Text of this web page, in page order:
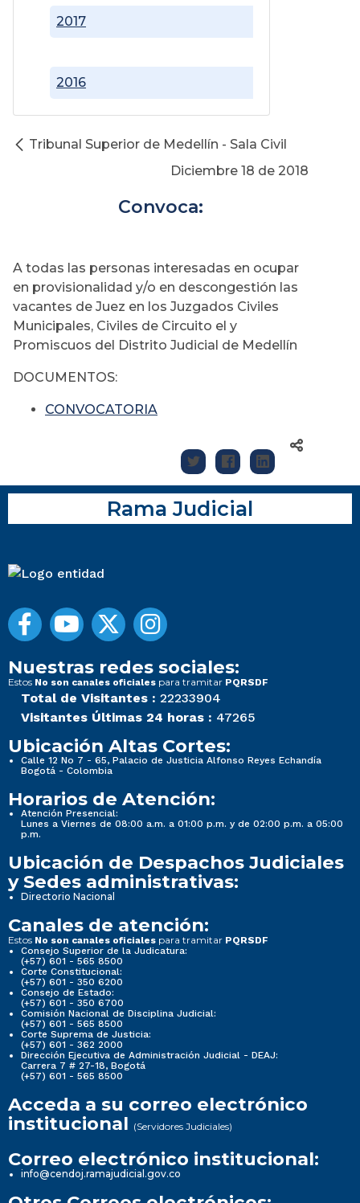
2016
2017
Tribunal Superior de Medellín - Sala Civil
Diciembre 18 de 2018
Convoca:
A todas las personas interesadas en ocupar
en provisionalidad y/o en descongestión las
vacantes de Juez en los Juzgados Civiles
Municipales, Civiles de Circuito el y
Promiscuos del Distrito Judicial de Medellín
DOCUMENTOS:
CONVOCATORIA
Rama Judicial
Nuestras redes sociales:
Estos No son canales oficiales para tramitar PQRSDF
Total de Visitantes : 22233904
Visitantes Últimas 24 horas : 47265
Ubicación Altas Cortes:
Calle 12 No 7 - 65, Palacio de Justicia Alfonso Reyes Echandía
Bogotá - Colombia
Horarios de Atención:
Atención Presencial:
Lunes a Viernes de 08:00 a.m. a 01:00 p.m. y de 02:00 p.m. a 05:00
p.m.
Ubicación de Despachos Judiciales
y Sedes administrativas:
Directorio Nacional
Canales de atención:
Estos No son canales oficiales para tramitar PQRSDF
Consejo Superior de la Judicatura:
(+57) 601 - 565 8500
Corte Constitucional:
(+57) 601 - 350 6200
Consejo de Estado:
(+57) 601 - 350 6700
Comisión Nacional de Disciplina Judicial:
(+57) 601 - 565 8500
Corte Suprema de Justicia:
(+57) 601 - 362 2000
Dirección Ejecutiva de Administración Judicial - DEAJ:
Carrera 7 # 27-18, Bogotá
(+57) 601 - 565 8500
Acceda a su correo electrónico
institucional (Servidores Judiciales)
Correo electrónico institucional:
info@cendoj.ramajudicial.gov.co